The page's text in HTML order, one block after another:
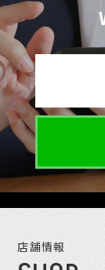
店舗情報